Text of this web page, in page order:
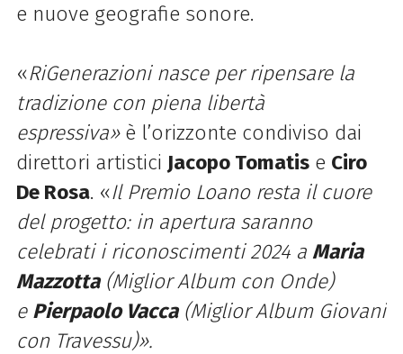
e nuove geografie sonore.
«RiGenerazioni nasce per ripensare la
tradizione con piena libertà
espressiva» è l’orizzonte condiviso dai
direttori artistici Jacopo Tomatise Ciro
De Rosa. «Il Premio Loano resta il cuore
del progetto: in apertura saranno
celebrati i riconoscimenti 2024 a Maria
Mazzotta (Miglior Album con Onde)
e Pierpaolo Vacca (Miglior Album Giovani
con Travessu)».